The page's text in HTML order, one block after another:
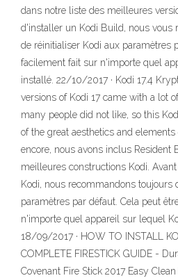
dans notre liste des meilleures
d'installer un Kodi Build, nous vous
de réinitialiser Kodi aux paramètres
facilement fait sur n'importe quel
installé. 22/10/2017 · Kodi 17.4
versions of Kodi 17 came with a lot
many people did not like, so this
of the great aesthetics and
encore, nous avons inclus Resident
meilleures constructions Kodi.
Kodi, nous recommandons toujours
paramètres par défaut. Cela peut
n'importe quel appareil sur lequel
18/09/2017 · HOW TO INSTALL
COMPLETE FIRESTICK GUIDE -
Covenant Fire Stick 2017 Easy